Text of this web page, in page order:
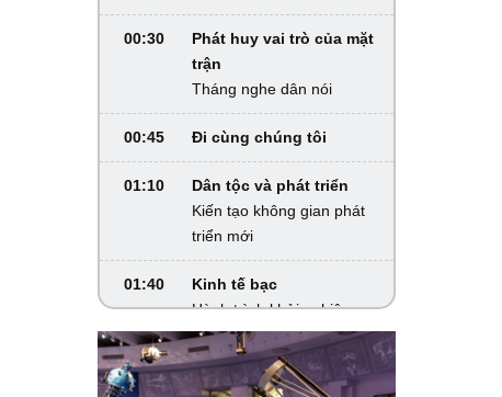
00:30
Phát huy vai trò của mặt
trận
Tháng nghe dân nói
00:45 Đi cùng chúng tôi
01:10
Dân tộc và phát triển
Kiến tạo không gian phát
triển mới
01:40
Kinh tế bạc
Hành trình khởi nghiệp
02:00
Hiểu sâu - sống chất
Pickleball - Khi tiếng ồn